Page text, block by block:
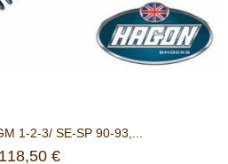
1-2-3/ SE-SP 90-93,...
118,50 €